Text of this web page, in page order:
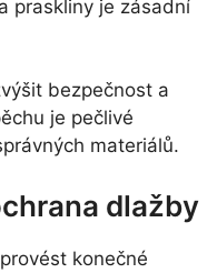
praskliny je zásadní
bezpečnost a
je pečlivé
materiálů.
dlažby
konečné